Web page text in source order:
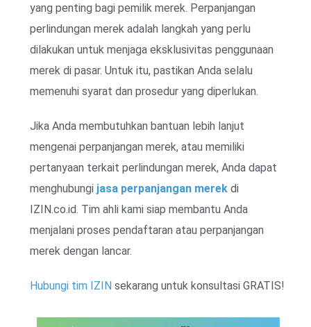
yang penting bagi pemilik merek. Perpanjangan
perlindungan merek adalah langkah yang perlu
dilakukan untuk menjaga eksklusivitas penggunaan
merek di pasar. Untuk itu, pastikan Anda selalu
memenuhi syarat dan prosedur yang diperlukan.
Jika Anda membutuhkan bantuan lebih lanjut
mengenai perpanjangan merek, atau memiliki
pertanyaan terkait perlindungan merek, Anda dapat
menghubungi jasa perpanjangan merek di
IZIN.co.id. Tim ahli kami siap membantu Anda
menjalani proses pendaftaran atau perpanjangan
merek dengan lancar.
Hubungi tim IZIN sekarang untuk konsultasi GRATIS!